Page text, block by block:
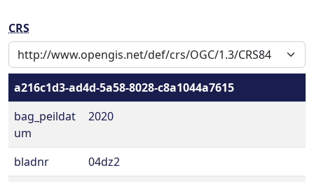
CRS
a216c1d3-ad4d-5a58-8028-c8a1044a7615
bag_peildat
um
2020
bladnr
04dz2